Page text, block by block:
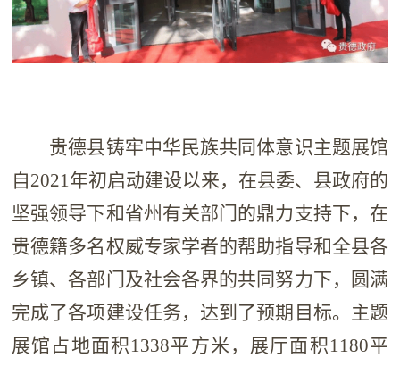
贵德县铸牢中华民族共同体意识主题展馆
自2021年初启动建设以来，在县委、县政府的
坚强领导下和省州有关部门的鼎力支持下，在
贵德籍多名权威专家学者的帮助指导和全县各
乡镇、各部门及社会各界的共同努力下，圆满
完成了各项建设任务，达到了预期目标。主题
展馆占地面积1338平方米，展厅面积1180平